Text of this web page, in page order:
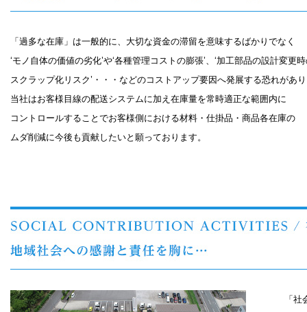
「過多な在庫」は一般的に、大切な資金の滞留を意味するばかりでなく
‘モノ自体の価値の劣化’や‘各種管理コストの膨張’、‘加工部品の設計変更
スクラップ化リスク’・・・などのコストアップ要因へ発展する恐れがあ
当社はお客様目線の配送システムに加え在庫量を常時適正な範囲内に
コントロールすることでお客様側における材料・仕掛品・商品各在庫の
ムダ削減に今後も貢献したいと願っております。
「